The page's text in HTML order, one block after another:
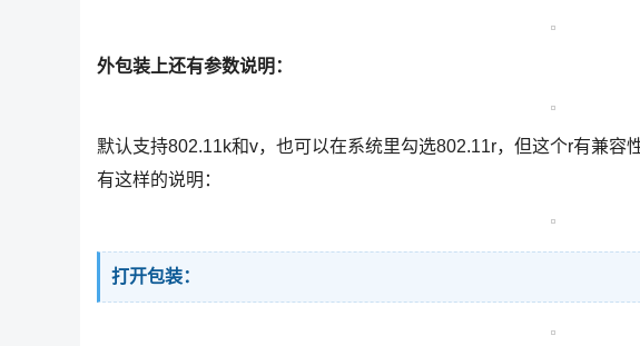
外包装上还有参数说明：
默认支持802.11k和v，也可以在系统里勾选802.11r，但这个r有兼容
有这样的说明：
打开包装：